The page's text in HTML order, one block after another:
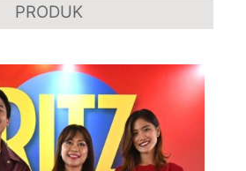
PRODUK